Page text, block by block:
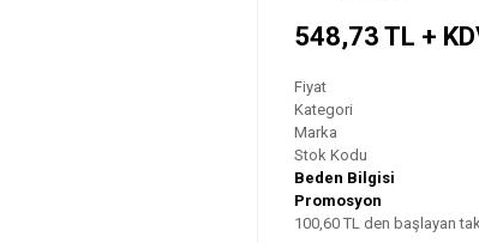
548,73 TL +
Fiyat
Kategori
Marka
Stok Kodu
Beden Bilgisi
Promosyon
100,60 TL den başlayan